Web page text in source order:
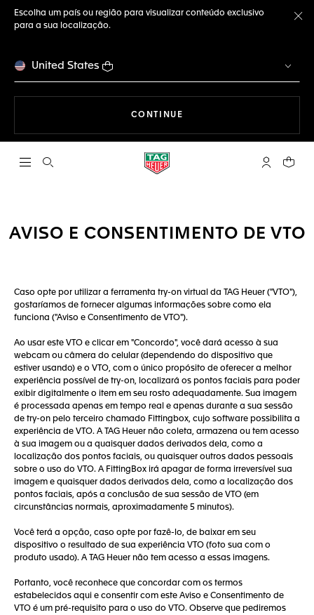
Escolha um país ou região para visualizar conteúdo exclusivo
para a sua localização.
United States
CONTINUE
Abrir a busca Conta My
Seu
AVISO E CONSENTIMENTO DE VTO
Caso opte por utilizar a ferramenta try-on virtual da TAG Heuer ("VTO"),
gostaríamos de fornecer algumas informações sobre como ela
funciona ("Aviso e Consentimento de VTO").
Ao usar este VTO e clicar em "Concordo", você dará acesso à sua
webcam ou câmera do celular (dependendo do dispositivo que
estiver usando) e o VTO, com o único propósito de oferecer a melhor
experiência possível de try-on, localizará os pontos faciais para poder
exibir digitalmente o item em seu rosto adequadamente. Sua imagem
é processada apenas em tempo real e apenas durante a sua sessão
de try-on pelo terceiro chamado Fittingbox, cujo software possibilita a
experiência de VTO. A TAG Heuer não coleta, armazena ou tem acesso
à sua imagem ou a quaisquer dados derivados dela, como a
localização dos pontos faciais, ou quaisquer outros dados pessoais
sobre o uso do VTO. A FittingBox irá apagar de forma irreversível sua
imagem e quaisquer dados derivados dela, como a localização dos
pontos faciais, após a conclusão de sua sessão de VTO (em
circunstâncias normais, aproximadamente 5 minutos).
Você terá a opção, caso opte por fazê-lo, de baixar em seu
dispositivo o resultado de sua experiência VTO (foto sua com o
produto usado). A TAG Heuer não tem acesso a essas imagens.
Portanto, você reconhece que concordar com os termos
estabelecidos aqui e consentir com este Aviso e Consentimento de
VTO é um pré-requisito para o uso do VTO. Observe que pediremos